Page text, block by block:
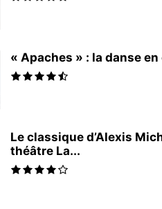
« Apaches » : la danse
Le classique d’Alexis
théâtre La...